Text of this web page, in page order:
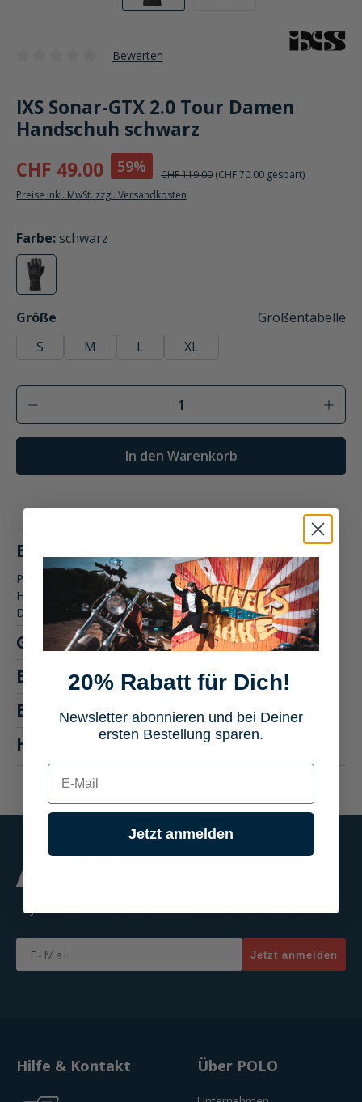
Bewerten
IXS Sonar-GTX 2.0 Tour Damen
Handschuh schwarz
CHF 49.00
59% CHF 119.00 (CHF 70.00 gespart)
Preise inkl. MwSt. zzgl. Versandkosten
Farbe
auswählen
: schwarz
schwarz
(Diese Option ist zurzeit nicht verfügbar.)
Größe
auswählen
Größentabelle
S(Diese Option ist zurzeit nicht verfügbar.)
M(Diese Option ist zurzeit nicht verfügbar.)
L XL
Produkt Anzahl: Gib den gewünschten
In den Warenkorb
Beschreibung
Produktbeschreibung: IXS Sonar-GTX 2.0 Tour Damen
Handschuh Motorradbekleidung Der IXS Sonar-GTX 2.0 Tour
Damen Handschuh b…Mehr
Größentabelle
Eigenschaften
Bewertungen
Hersteller "IXS"
Email
Jetzt anmelden
Hilfe & Kontakt Über POLO
20% Rabatt für Dich!
Newsletter abonnieren und bei Deiner
ersten Bestellung sparen.
E-mail
Jetzt anmelden